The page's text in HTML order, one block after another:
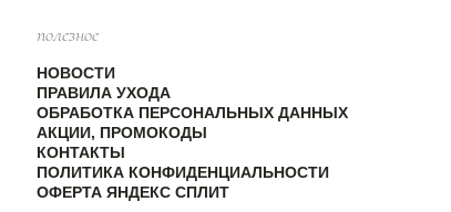
полезное
НОВОСТИ
ПРАВИЛА УХОДА
ОБРАБОТКА ПЕРСОНАЛЬНЫХ ДАННЫХ
АКЦИИ, ПРОМОКОДЫ
КОНТАКТЫ
ПОЛИТИКА КОНФИДЕНЦИАЛЬНОСТИ
ОФЕРТА ЯНДЕКС СПЛИТ